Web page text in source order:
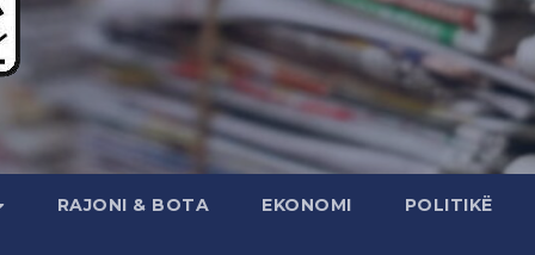
RAJONI & BOTA EKONOMI POLITIKË